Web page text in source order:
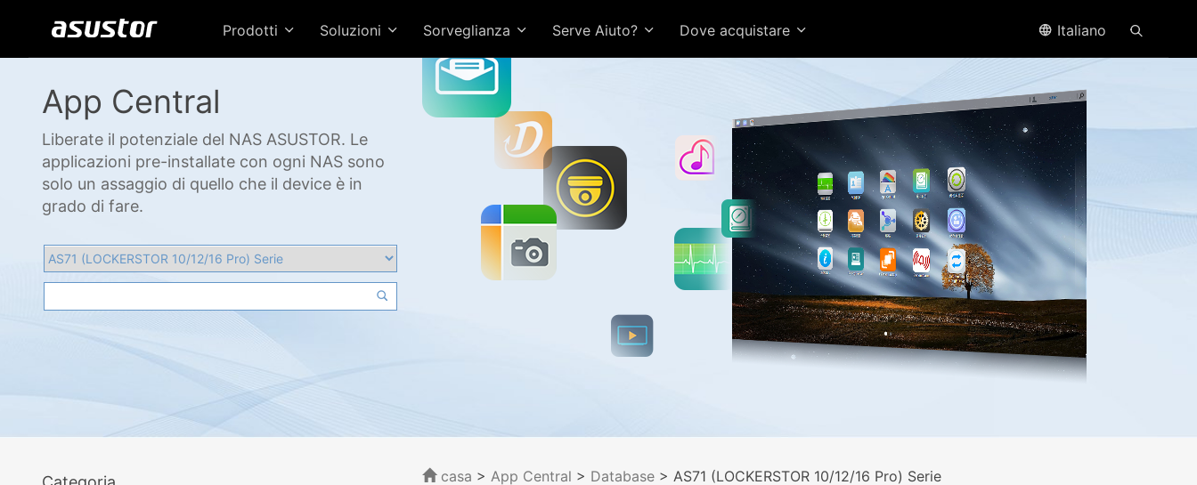
Prodotti Soluzioni Sorveglianza Serve Aiuto? Dove acquistare Italiano
App Central
Liberate il potenziale del NAS ASUSTOR. Le
applicazioni pre-installate con ogni NAS sono
solo un assaggio di quello che il device è in
grado di fare.
casa > App Central > Database > AS71 (LOCKERSTOR 10/12/16 Pro) Serie